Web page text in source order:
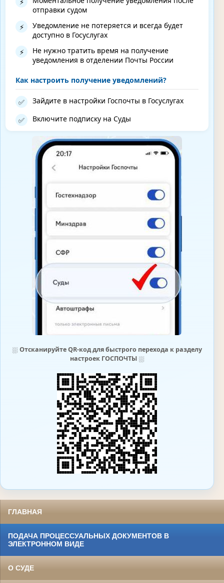
отправки судом
⚡
Уведомление не потеряется и всегда будет
доступно в Госуслугах
⚡
Не нужно тратить время на получение
уведомления в отделении Почты России
Как настроить получение уведомлений?
✅ Зайдите в настройки Госпочты в Госуслугах
✅ Включите подписку на Суды
⛆ Отсканируйте QR-код для быстрого перехода к разделу
настроек ГОСПОЧТЫ⛆
ГЛАВНАЯ
ПОДАЧА ПРОЦЕССУАЛЬНЫХ ДОКУМЕНТОВ В
ЭЛЕКТРОННОМ ВИДЕ
О СУДЕ